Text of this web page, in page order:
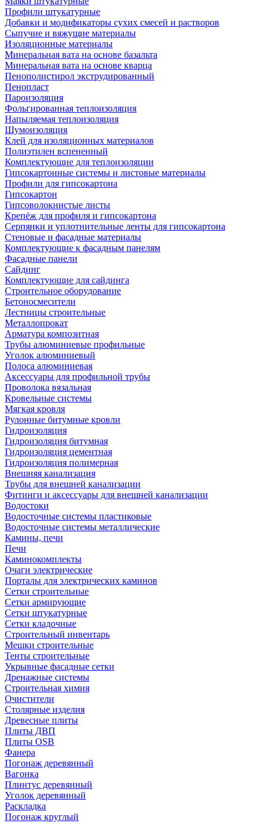
Профили штукатурные
Добавки и модификаторы сухих смесей и растворов
Сыпучие и вяжущие материалы
Изоляционные материалы
Минеральная вата на основе базальта
Минеральная вата на основе кварца
Пенополистирол экструдированный
Пенопласт
Пароизоляция
Фольгированная теплоизоляция
Напыляемая теплоизоляция
Шумоизоляция
Клей для изоляционных материалов
Полиэтилен вспененный
Комплектующие для теплоизоляции
Гипсокартонные системы и листовые материалы
Профили для гипсокартона
Гипсокартон
Гипсоволокнистые листы
Крепёж для профиля и гипсокартона
Серпянки и уплотнительные ленты для гипсокартона
Стеновые и фасадные материалы
Комплектующие к фасадным панелям
Фасадные панели
Сайдинг
Комплектующие для сайдинга
Строительное оборудование
Бетоносмесители
Лестницы строительные
Металлопрокат
Арматура композитная
Трубы алюминиевые профильные
Уголок алюминиевый
Полоса алюминиевая
Аксессуары для профильной трубы
Проволока вязальная
Кровельные системы
Мягкая кровля
Рулонные битумные кровли
Гидроизоляция
Гидроизоляция битумная
Гидроизоляция цементная
Гидроизоляция полимерная
Внешняя канализация
Трубы для внешней канализации
Фитинги и аксессуары для внешней канализации
Водостоки
Водосточные системы пластиковые
Водосточные системы металлические
Камины, печи
Печи
Каминокомплекты
Очаги электрические
Порталы для электрических каминов
Сетки строительные
Сетки армирующие
Сетки штукатурные
Сетки кладочные
Строительный инвентарь
Мешки строительные
Тенты строительные
Укрывные фасадные сетки
Дренажные системы
Строительная химия
Очистители
Столярные изделия
Древесные плиты
Плиты ДВП
Плиты OSB
Фанера
Погонаж деревянный
Вагонка
Плинтус деревянный
Уголок деревянный
Раскладка
Погонаж круглый